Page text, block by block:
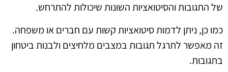
של התגובות והסיטואציות השונות שיכולות להתרחש.
כמו כן, ניתן לדמות סיטואציות קשות עם חברים או משפחה.
זה מאפשר לתרגל תגובות במצבים מלחיצים ולבנות ביטחון
בתגובות.